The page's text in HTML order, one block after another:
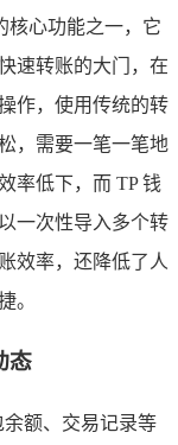
核心功能之一，它
速转账的大门，在
作，使用传统的转
，需要一笔一笔地
率低下，而 TP 钱
一次性导入多个转
效率，还降低了人
。
态
额、交易记录等